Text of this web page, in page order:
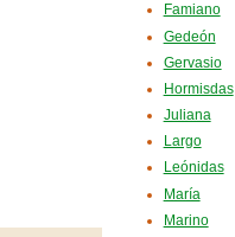
Famiano
Gedeón
Gervasio
Hormisdas
Juliana
Largo
Leónidas
María
Marino